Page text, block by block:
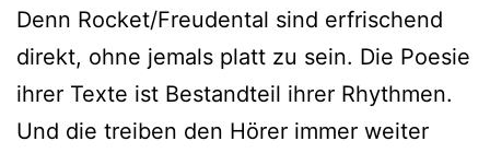
Denn Rocket/Freudental sind erfrischend
direkt, ohne jemals platt zu sein. Die Poesie
ihrer Texte ist Bestandteil ihrer Rhythmen.
Und die treiben den Hörer immer weiter